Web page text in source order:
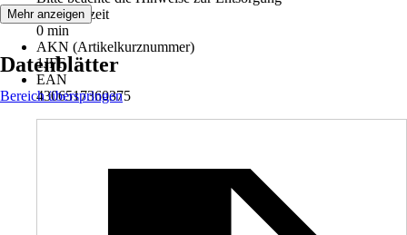
Nachlaufzeit
0 min
AKN (Artikelkurznummer)
1JFF
EAN
4306517360375
Mehr anzeigen
Datenblätter
Bereich überspringen